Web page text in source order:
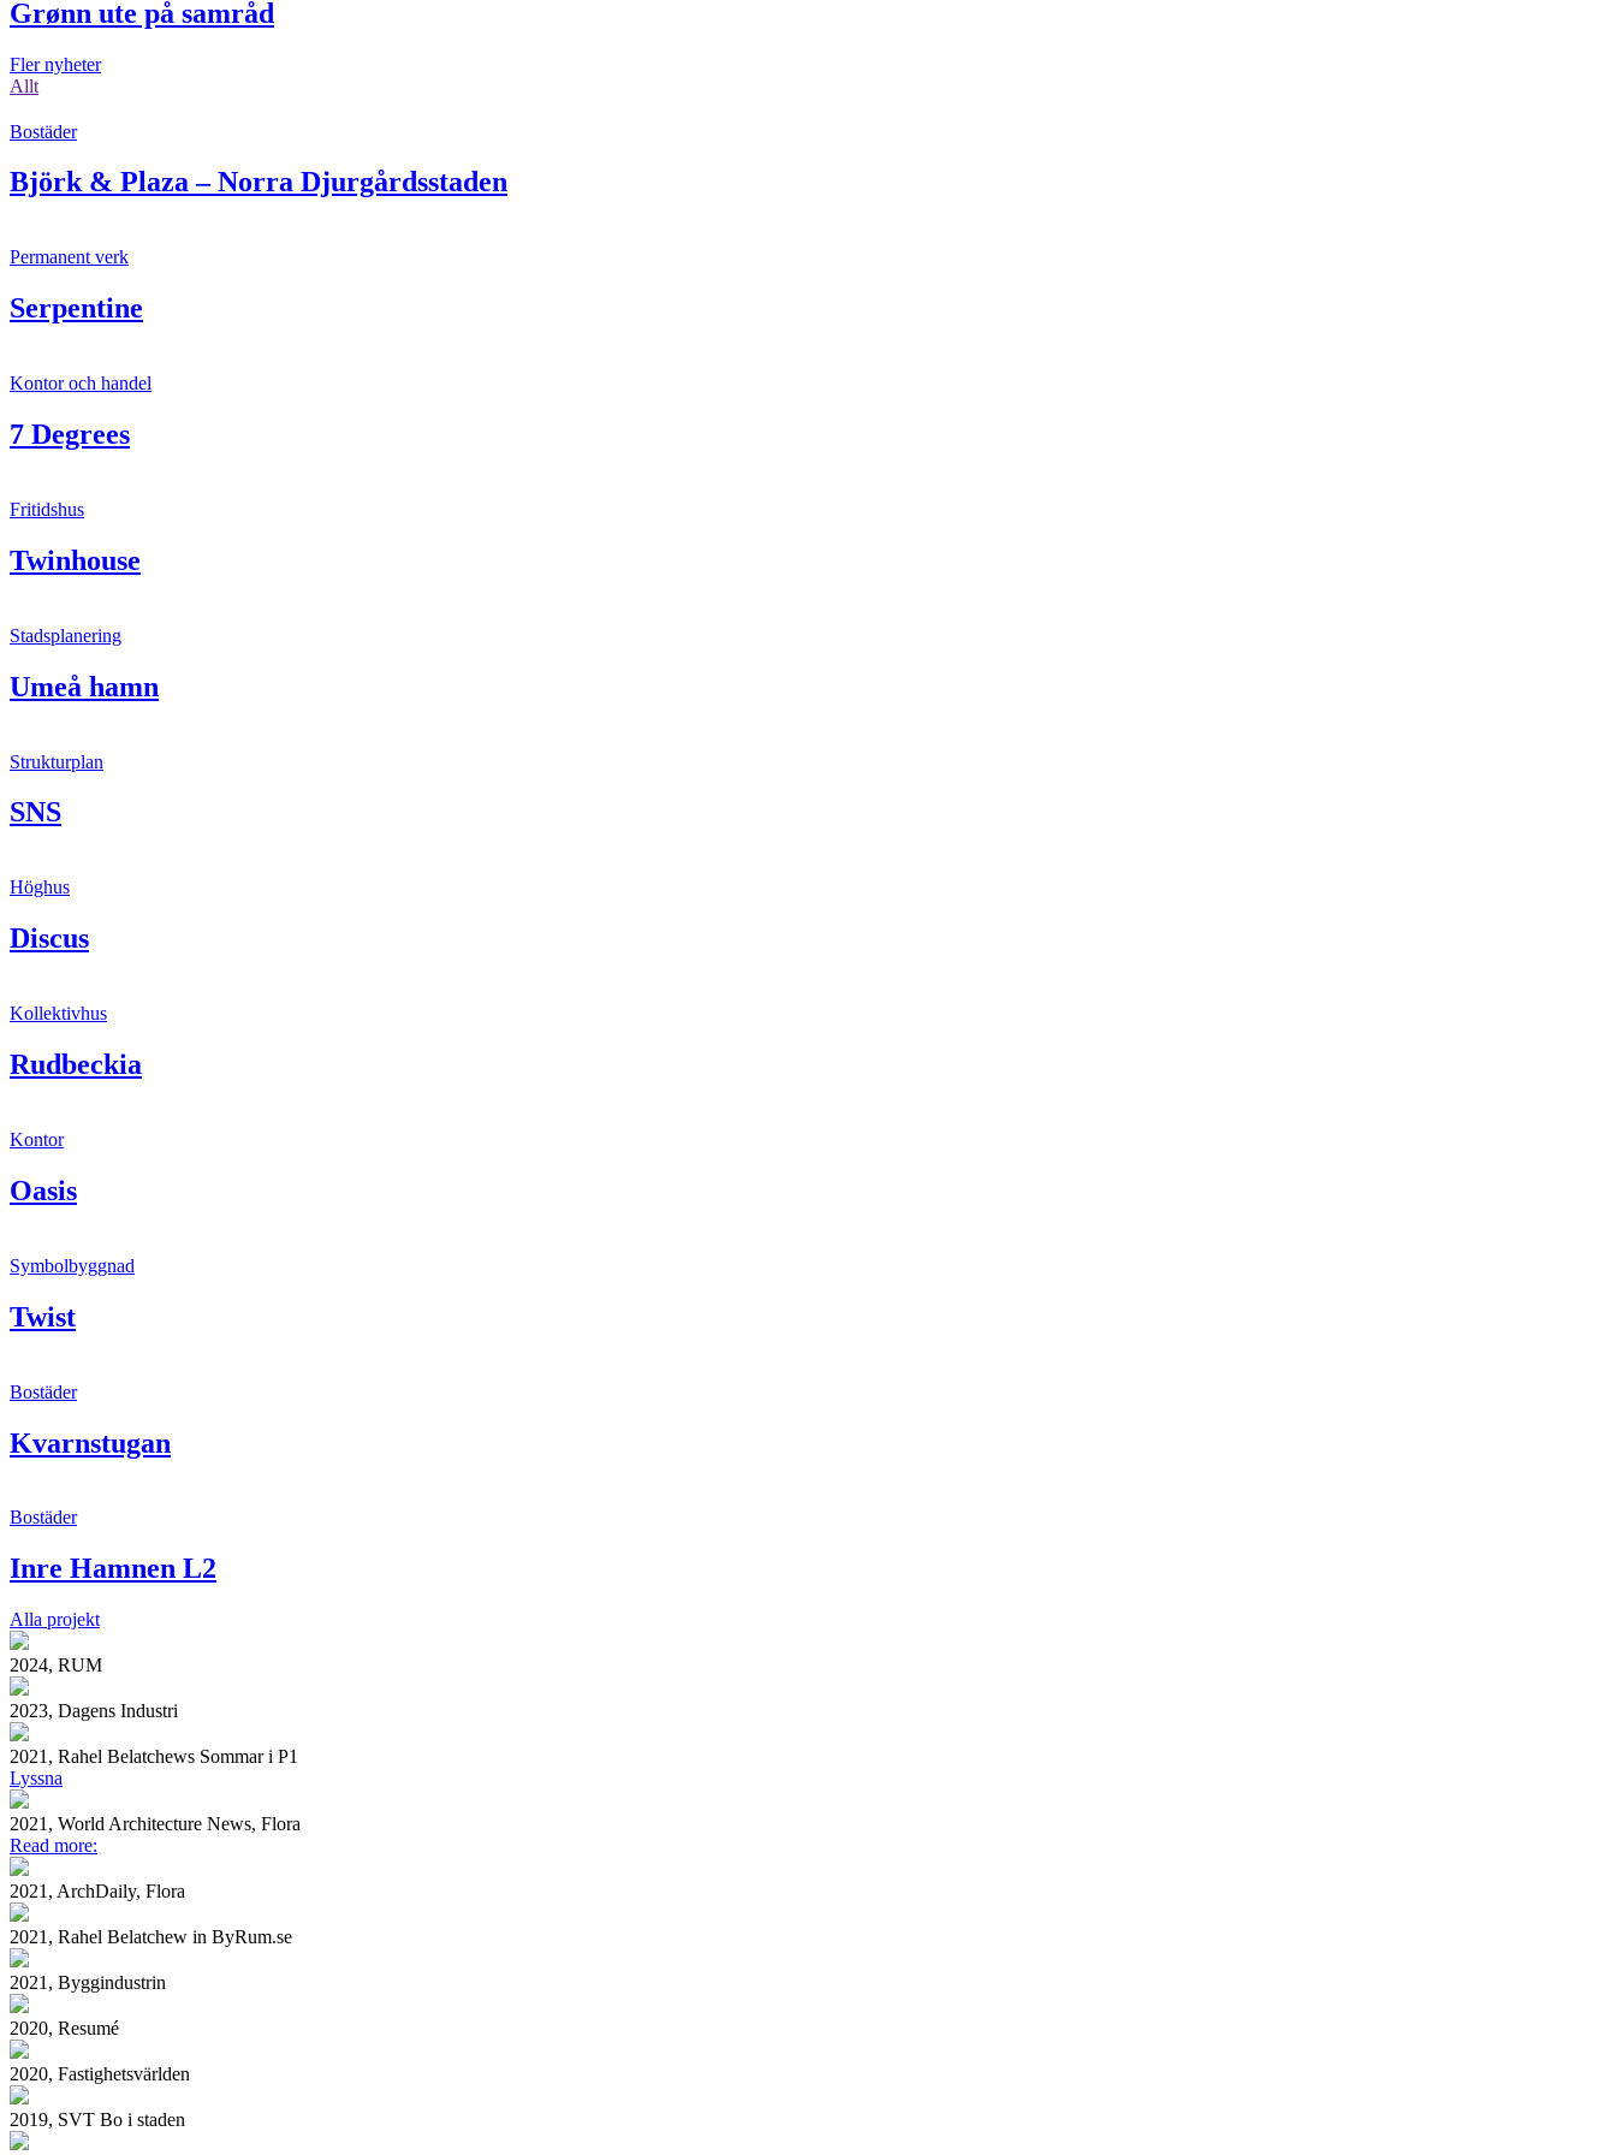
Grønn ute på samråd
Fler nyheter
Allt
Bostäder
Björk & Plaza – Norra Djurgårdsstaden
Permanent verk
Serpentine
Kontor och handel
7 Degrees
Fritidshus
Twinhouse
Stadsplanering
Umeå hamn
Strukturplan
SNS
Höghus
Discus
Kollektivhus
Rudbeckia
Kontor
Oasis
Symbolbyggnad
Twist
Bostäder
Kvarnstugan
Bostäder
Inre Hamnen L2
Alla projekt
2024, RUM
2023, Dagens Industri
2021, Rahel Belatchews Sommar i P1
Lyssna
2021, World Architecture News, Flora
Read more:
2021, ArchDaily, Flora
2021, Rahel Belatchew in ByRum.se
2021, Byggindustrin
2020, Resumé
2020, Fastighetsvärlden
2019, SVT Bo i staden